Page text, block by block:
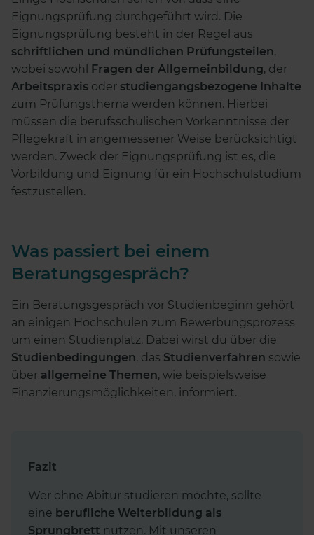
Eignungsprüfung durchgeführt wird. Die
Eignungsprüfung besteht in der Regel aus
schriftlichen und mündlichen Prüfungsteilen,
wobei sowohl Fragen der Allgemeinbildung, der
Arbeitspraxis oder studiengangsbezogene Inhalte
zum Prüfungsthema werden können. Hierbei
müssen die berufsschulischen Vorkenntnisse der
Pflegekraft in angemessener Weise berücksichtigt
werden. Zweck der Eignungsprüfung ist es, die
Vorbildung und Eignung für ein Hochschulstudium
festzustellen.
Was passiert bei einem
Beratungsgespräch?
Ein Beratungsgespräch vor Studienbeginn gehört
an einigen Hochschulen zum Bewerbungsprozess
um einen Studienplatz. Dabei wirst du über die
Studienbedingungen, das Studienverfahren sowie
über allgemeine Themen, wie beispielsweise
Finanzierungsmöglichkeiten, informiert.
Fazit
Wer ohne Abitur studieren möchte, sollte
eine berufliche Weiterbildung als
Sprungbrett nutzen. Mit unseren